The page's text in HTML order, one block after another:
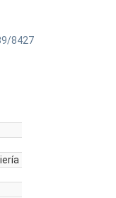
8427